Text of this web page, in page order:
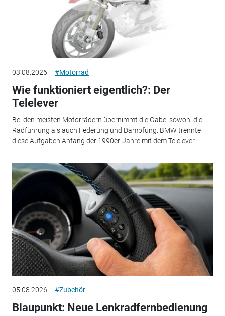
03.08.2026 #Motorrad
Wie funktioniert eigentlich?: Der
Telelever
Bei den meisten Motorrädern übernimmt die Gabel sowohl die
Radführung als auch Federung und Dämpfung. BMW trennte
diese Aufgaben Anfang der 1990er-Jahre mit dem Telelever –...
05.08.2026 #Zubehör
Blaupunkt: Neue Lenkradfernbedienung